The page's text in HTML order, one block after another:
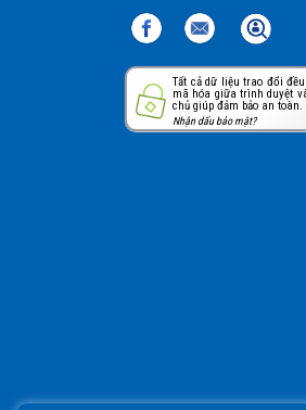
Tất cả dữ liệu trao đổi
mã hóa giữa trình duyệt
chủ giúp đảm bảo an toàn.
Nhận dấu bảo mật?